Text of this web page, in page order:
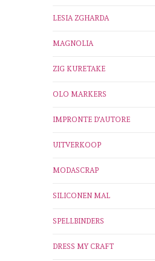
LESIA ZGHARDA
MAGNOLIA
ZIG KURETAKE
OLO MARKERS
IMPRONTE D'AUTORE
UITVERKOOP
MODASCRAP
SILICONEN MAL
SPELLBINDERS
DRESS MY CRAFT